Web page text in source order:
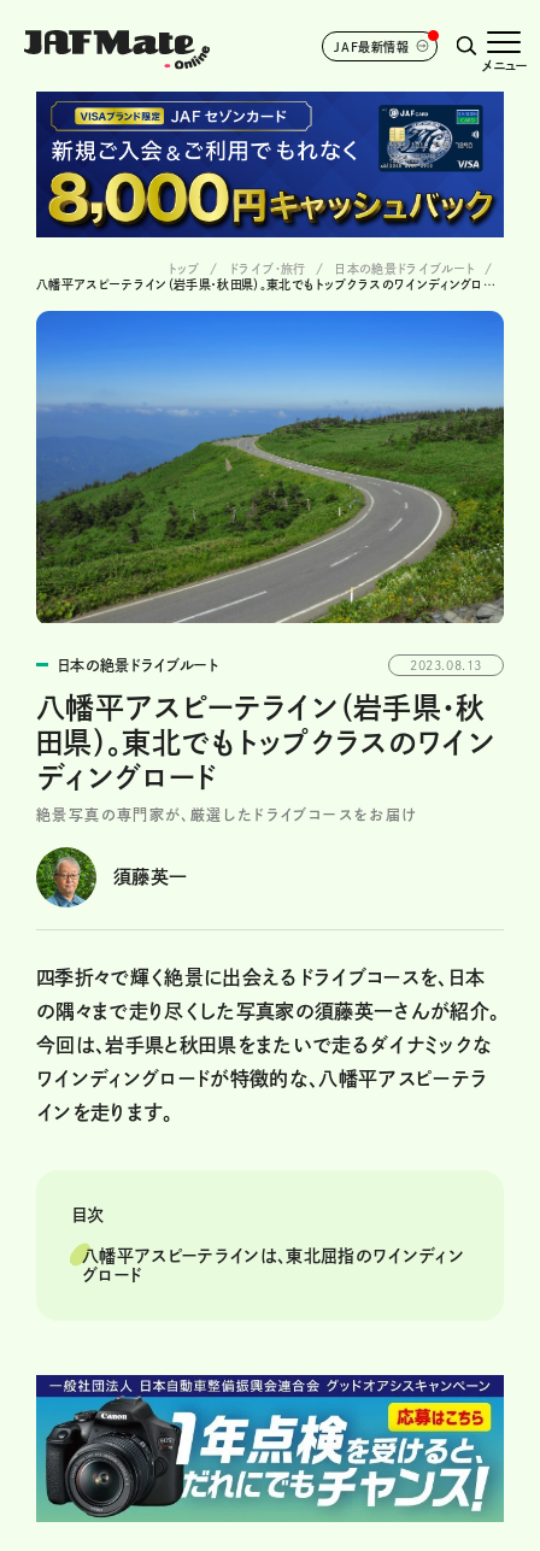
JAF最新情報
メニュー
トップ ドライブ･旅行
日本の絶景ドライブルート
八幡平アスピーテライン（岩手県・秋田県）。東北でもトップクラスのワインディングロード
日本の絶景ドライブルート 2023.08.13
八幡平アスピーテライン（岩手県・秋
田県）。東北でもトップクラスのワイン
ディングロード
絶景写真の専門家が、厳選したドライブコースをお届け
須藤英一
四季折々で輝く絶景に出会えるドライブコースを、日本
の隅々まで走り尽くした写真家の須藤英一さんが紹介。
今回は、岩手県と秋田県をまたいで走るダイナミックな
ワインディングロードが特徴的な、八幡平アスピーテラ
インを走ります。
目次
八幡平アスピーテラインは、東北屈指のワインディン
グロード